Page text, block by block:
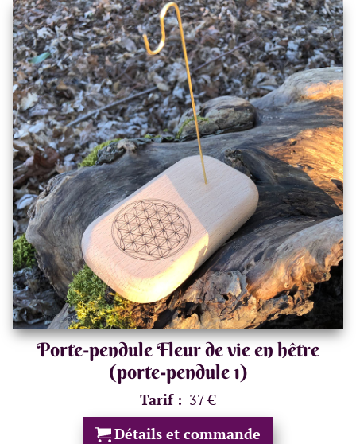
Porte-pendule Fleur de vie en hêtre
(porte-pendule 1)
Tarif : 37 €
Détails et commande